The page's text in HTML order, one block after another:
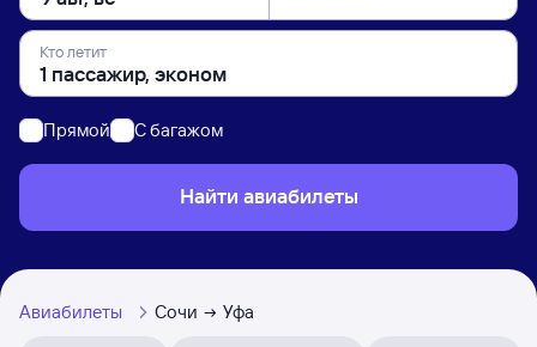
Кто летит
Прямой C багажом
Найти авиабилеты
Авиабилеты Сочи Уфа